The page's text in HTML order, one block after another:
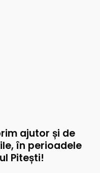
ajutor și de
în perioadele
Pitești!